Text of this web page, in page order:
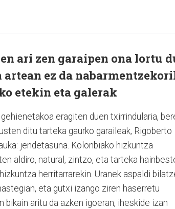
ari zen garaipen ona lortu
ez da
etekin eta galerak
eragiten duen txirrindularia,
ditu tarteka gaurko garaileak, Rigoberto
jendetasuna. Kolonbiako hizkuntza
aldiro, natural, zintzo, eta tarteka
herritarrarekin. Uranek aspaldi
eta gutxi izango ziren haserretu
bikain aritu da azken igoeran, iheskide izan